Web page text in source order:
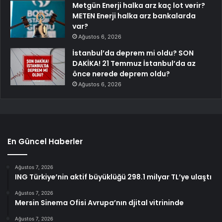
Metgün Enerji halka arz kaç lot verir?
METEN Enerji halka arz bankalarda
var?
Ağustos 6, 2026
İstanbul’da deprem mi oldu? SON
DAKİKA! 21 Temmuz İstanbul’da az
önce nerede deprem oldu?
Ağustos 6, 2026
En Güncel Haberler
Ağustos 7, 2026
ING Türkiye’nin aktif büyüklüğü 298.1 milyar TL’ye ulaştı
Ağustos 7, 2026
Mersin Sinema Ofisi Avrupa’nın djital vitrininde
Ağustos 7, 2026